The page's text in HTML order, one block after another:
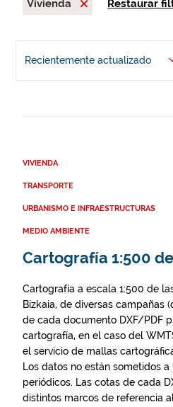
Vivienda
Restaurar
Recientemente actualizado
VIVIENDA
TRANSPORTE
URBANISMO E INFRAESTRUCTURAS
MEDIO AMBIENTE
Cartografía 1:500
Cartografía a escala 1:500 de
Bizkaia, de diversas campañas
de cada documento DXF/PDF
cartografía, en el caso del
el servicio de mallas
Los datos no están sometidos
periódicos. Las cotas de cada
distintos marcos de referencia